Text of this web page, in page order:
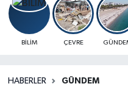
BİLİM ÇEVRE
HABERLER GÜNDEM
Süper Lig Puan